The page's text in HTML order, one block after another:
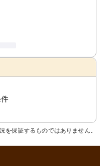
を保証するものではありません。